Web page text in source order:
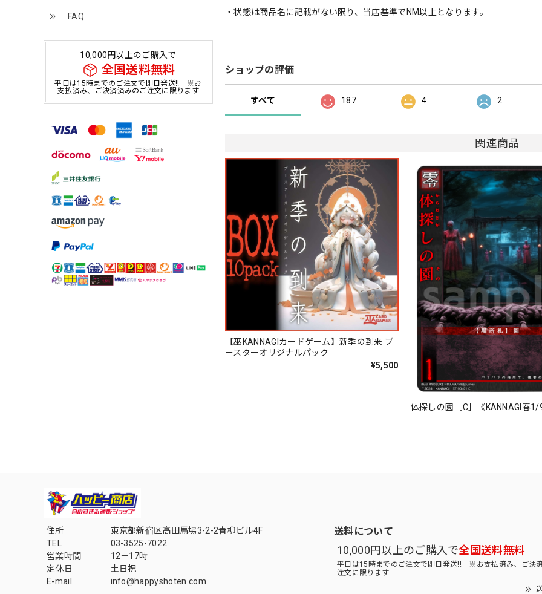
FAQ
10,000円以上のご購入で
全国送料無料
平日は15時までのご注文で即日発送!! ※お
支払済み、ご決済済みのご注文に限ります
・状態は商品名に記載がない限り、当店基準でNM以上となります。
ショップの評価
すべて 187 4 2
関連商品
【巫KANNAGIカードゲーム】新季の到来 ブ
ースターオリジナルパック
¥5,500
体探しの園［C］《KANNAGI春1/
住所
東京都新宿区高田馬場3-2-2青柳ビル4F
TEL
03-3525-7022
営業時間
12－17時
定休日
土日祝
E-mail
info@happyshoten.com
送料について
10,000円以上のご購入で全国送料無料
平日は15時までのご注文で即日発送!! ※お支払済み、ご決
注文に限ります